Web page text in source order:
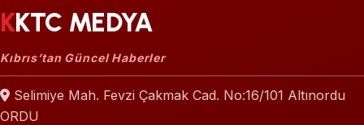
KKTC MEDYA
Kıbrıs’tan Güncel Haberler
Selimiye Mah. Fevzi Çakmak Cad. No:16/101 Altınordu
ORDU